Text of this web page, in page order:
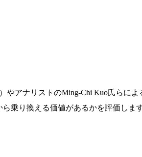
やアナリストのMing-Chi Kuo氏らに
ら乗り換える価値があるかを評価します